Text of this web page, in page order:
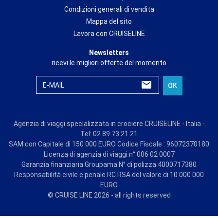
Condizioni generali di vendita
Mappa del sito
Lavora con CRUISELINE
Newsletters
ricevi le migliori offerte del momento
E-MAIL OK
Agenzia di viaggi specializzata in crociere CRUISELINE - Italia -
Tel: 02 89 73 21 21
SAM con Capitale di 150 000 EURO Codice Fiscale : 96072370180
Licenza di agenzia di viaggi n° 006 02 0007
Garanzia finanziaria Groupama N° di polizza 4000717380
Responsabilità civile e penale RC RSA del valore di 10 000 000
EURO
© CRUISE LINE 2026 - all rights reserved